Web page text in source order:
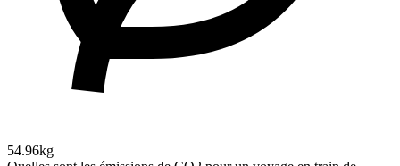
54.96kg